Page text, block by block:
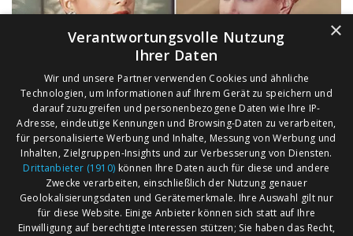
×
Verantwortungsvolle Nutzung
Ihrer Daten
Wir und unsere Partner verwenden Cookies und ähnliche
Technologien, um Informationen auf Ihrem Gerät zu speichern und
darauf zuzugreifen und personenbezogene Daten wie Ihre IP-
Adresse, eindeutige Kennungen und Browsing-Daten zu verarbeiten,
für personalisierte Werbung und Inhalte, Messung von Werbung und
Inhalten, Zielgruppen-Insights und zur Verbesserung von Diensten.
Drittanbieter (1910) können Ihre Daten auch für diese und andere
Zwecke verarbeiten, einschließlich der Nutzung genauer
Geolokalisierungsdaten und Gerätemerkmale. Ihre Auswahl gilt nur
für diese Website. Einige Anbieter können sich statt auf Ihre
Einwilligung auf berechtigte Interessen stützen; Sie haben das Recht,